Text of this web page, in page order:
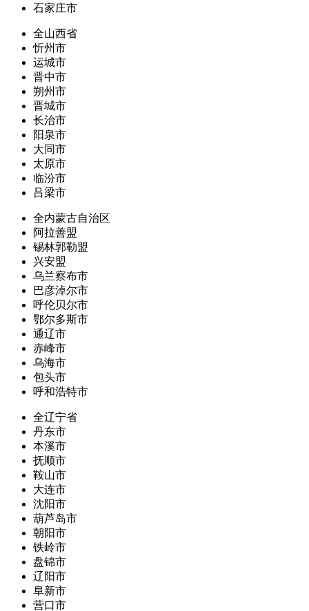
石家庄市
全山西省
忻州市
运城市
晋中市
朔州市
晋城市
长治市
阳泉市
大同市
太原市
临汾市
吕梁市
全内蒙古自治区
阿拉善盟
锡林郭勒盟
兴安盟
乌兰察布市
巴彦淖尔市
呼伦贝尔市
鄂尔多斯市
通辽市
赤峰市
乌海市
包头市
呼和浩特市
全辽宁省
丹东市
本溪市
抚顺市
鞍山市
大连市
沈阳市
葫芦岛市
朝阳市
铁岭市
盘锦市
辽阳市
阜新市
营口市